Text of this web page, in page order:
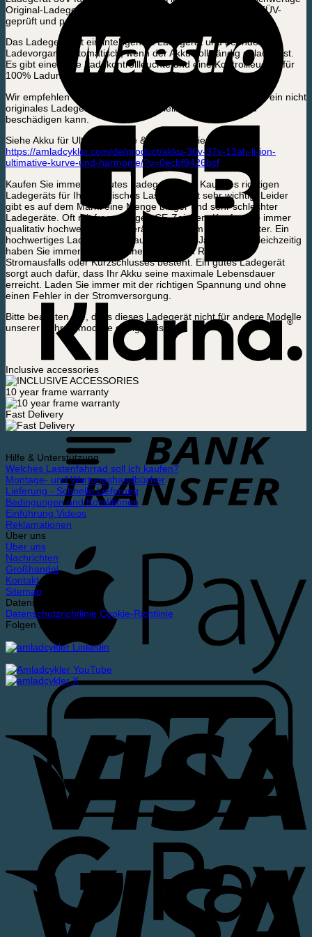
Original-Ladegerät – 36 V – ist sowohl CE-, GS- als auch TÜV-
geprüft und passt zu unserem Elektromodell, Ultimate Curve.
Das Ladegerät ist ein intelligentes Ladegerät und beendet den
Ladevorgang automatisch, wenn der Akku vollständig geladen ist.
Es gibt eine klare Ladekontrollleuchte und eine Kontrollleuchte für
100% Ladung.
Wir empfehlen immer, ein Original-Ladegerät zu kaufen, da ein nicht
originales Ladegerät unnötig verschleißen oder den Akku
beschädigen kann.
Siehe Akku für Ultimate Curve & Harmony hier:
https://amladcykler.com/de/product/akku-36v-37v-13ah-li-ion-
ultimative-kurve-und-harmonie/?v=0ecbf9426bcf
Kaufen Sie immer ein gutes Ladegerät. Der Kauf des richtigen
Ladegeräts für Ihr elektrisches Lastenrad ist sehr wichtig. Leider
gibt es auf dem Markt eine Menge billiger und sehr schlechter
Ladegeräte. Oft mit fragwürdigen CE-Zeichen. Kaufen Sie immer
qualitativ hochwertige Ladegeräte von einem guten Anbieter. Ein
hochwertiges Ladegerät hält auch mehrere Jahre lang. Gleichzeitig
haben Sie immer die Gewissheit, dass kein Risiko eines
Stromausfalls oder Kurzschlusses besteht. Ein gutes Ladegerät
sorgt auch dafür, dass Ihr Akku seine maximale Lebensdauer
erreicht. Laden Sie immer mit der richtigen Spannung und ohne
einen Fehler in der Stromversorgung.
Bitte beachten Sie, dass dieses Ladegerät nicht für andere Modelle
unserer Fahrradmodelle geeignet ist.
Inclusive accessories
10 year frame warranty
Fast Delivery
Hilfe & Unterstützung
Welches Lastenfahrrad soll ich kaufen?
Montage- und Wartungshandbücher
Lieferung - Schnelle Lieferung
Bedingungen und Konditionen
Einführung Videos
Reklamationen
Über uns
Über uns
Nachrichten
Großhandel
Kontakt
Sitemap
Datenschutz
Datenschutzrichtlinie Cookie-Richtlinie
Folgen Sie